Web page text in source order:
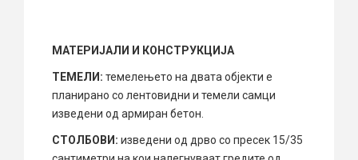
МАТЕРИЈАЛИ И КОНСТРУКЦИЈА
ТЕМЕЛИ: темелењето на двата објекти е
планирано со лентовидни и темели самци
изведени од армиран бетон.
СТОЛБОВИ: изведени од дрво со пресек 15/35